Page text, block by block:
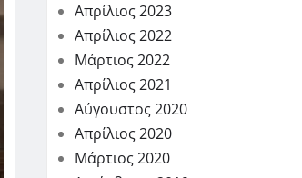
Απρίλιος 2023
Απρίλιος 2022
Μάρτιος 2022
Απρίλιος 2021
Αύγουστος 2020
Απρίλιος 2020
Μάρτιος 2020